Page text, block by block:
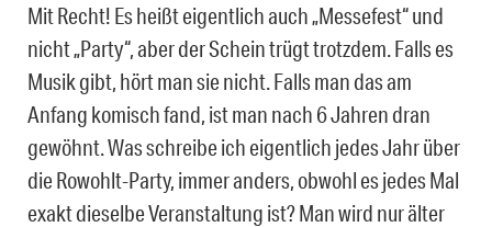
Mit Recht! Es heißt eigentlich auch „Messefest“ und
nicht „Party“, aber der Schein trügt trotzdem. Falls es
Musik gibt, hört man sie nicht. Falls man das am
Anfang komisch fand, ist man nach 6 Jahren dran
gewöhnt. Was schreibe ich eigentlich jedes Jahr über
die Rowohlt-Party, immer anders, obwohl es jedes Mal
exakt dieselbe Veranstaltung ist? Man wird nur älter